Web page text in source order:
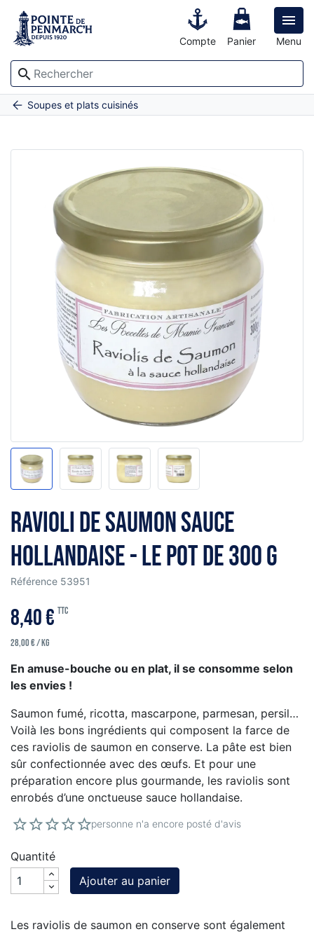

Menu
search
Compte Panier
AccueilSoupes et plats cuisinés
Ravioli de saumon sauce hollandaise - le pot de 300 g
Ravioli de saumon sauce
hollandaise - le pot de 300 g
Référence 53951
8,40 € TTC
28,00 € / kg
En amuse-bouche ou en plat, il se consomme selon
les envies !
Saumon fumé, ricotta, mascarpone, parmesan, persil…
Voilà les bons ingrédients qui composent la farce de
ces raviolis de saumon en conserve. La pâte est bien
sûr confectionnée avec des œufs. Et pour une
préparation encore plus gourmande, les raviolis sont
enrobés d’une onctueuse sauce hollandaise.
personne n'a encore posté d'avis
Quantité
Ajouter au panier
Les raviolis de saumon en conserve sont également